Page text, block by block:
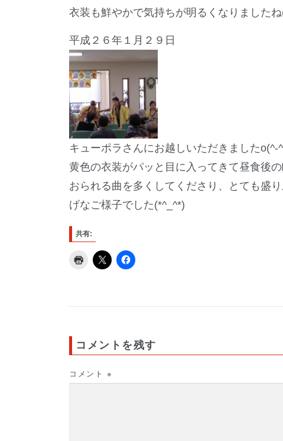
衣装も鮮やかで気持ちが明るくなりました
平成２６年１月２９日
キューポラさんにお越しいただきましたo(^-
黄色の衣装がパッと目に入ってきて昼食後
おられる曲を多くしてくださり、とても盛
げなご様子でした(*^_^*)
共有:
コメントを残す
コメント ※